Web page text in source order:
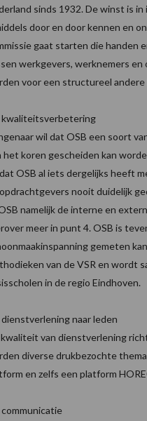
sinds 1932. De winst is
door en door kennen en
gaat starten die handen
werkgevers, werknemers en
voor een structureel andere
kwaliteitsverbetering
wil dat OSB een soort
het koren gescheiden kan
OSB al iets dergelijks heeft
nooit duidelijk
namelijk de interne en
meer in punt 4. OSB is
gemeten
van de VSR en wordt
in de regio Eindhoven.
dienstverlening naar leden
van dienstverlening
diverse drukbezochte
en zelfs een platform
communicatie